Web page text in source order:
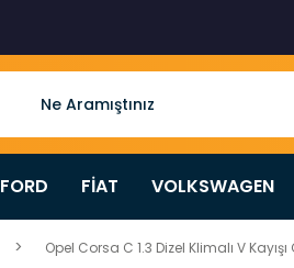
FORD FİAT VOLKSWAGEN
Opel Corsa C 1.3 Dizel Klimalı V